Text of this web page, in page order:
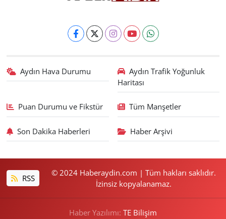
Aydın Hava Durumu
Aydın Trafik Yoğunluk
Haritası
Puan Durumu ve Fikstür Tüm Manşetler
Son Dakika Haberleri Haber Arşivi
RSS
© 2024 Haberaydin.com | Tüm hakları saklıdır.
İzinsiz kopyalanamaz.
Haber Yazılımı: TE Bilişim